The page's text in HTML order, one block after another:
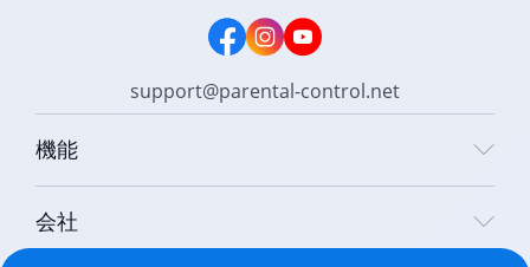
support@parental-control.net
機能
会社